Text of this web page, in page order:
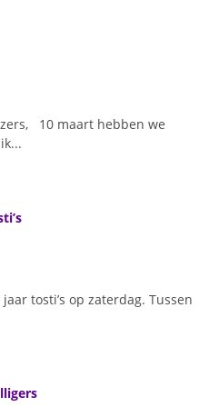
10 maart hebben we
tosti’s op zaterdag. Tussen